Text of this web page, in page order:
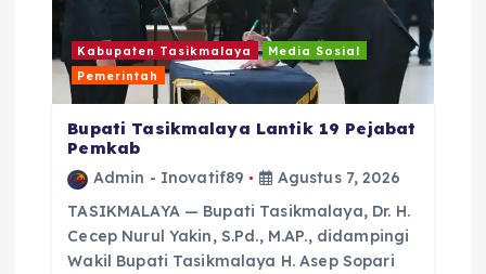
Kabupaten Tasikmalaya
Media Sosial
Pemerintah
Bupati Tasikmalaya Lantik 19 Pejabat
Pemkab
Admin - Inovatif89
Agustus 7, 2026
TASIKMALAYA — Bupati Tasikmalaya, Dr. H.
Cecep Nurul Yakin, S.Pd., M.AP., didampingi
Wakil Bupati Tasikmalaya H. Asep Sopari